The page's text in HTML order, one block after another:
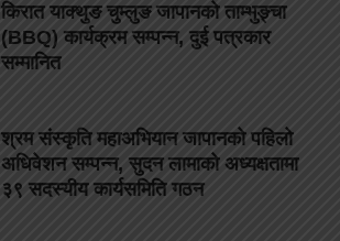
किरात याक्थुङ चुम्लुङ जापानको ताम्भुङ्चा
(BBQ) कार्यक्रम सम्पन्न, दुई पत्रकार
सम्मानित
श्रम संस्कृति महाअभियान जापानको पहिलो
अधिवेशन सम्पन्न, सुदन लामाको अध्यक्षतामा
३९ सदस्यीय कार्यसमिति गठन